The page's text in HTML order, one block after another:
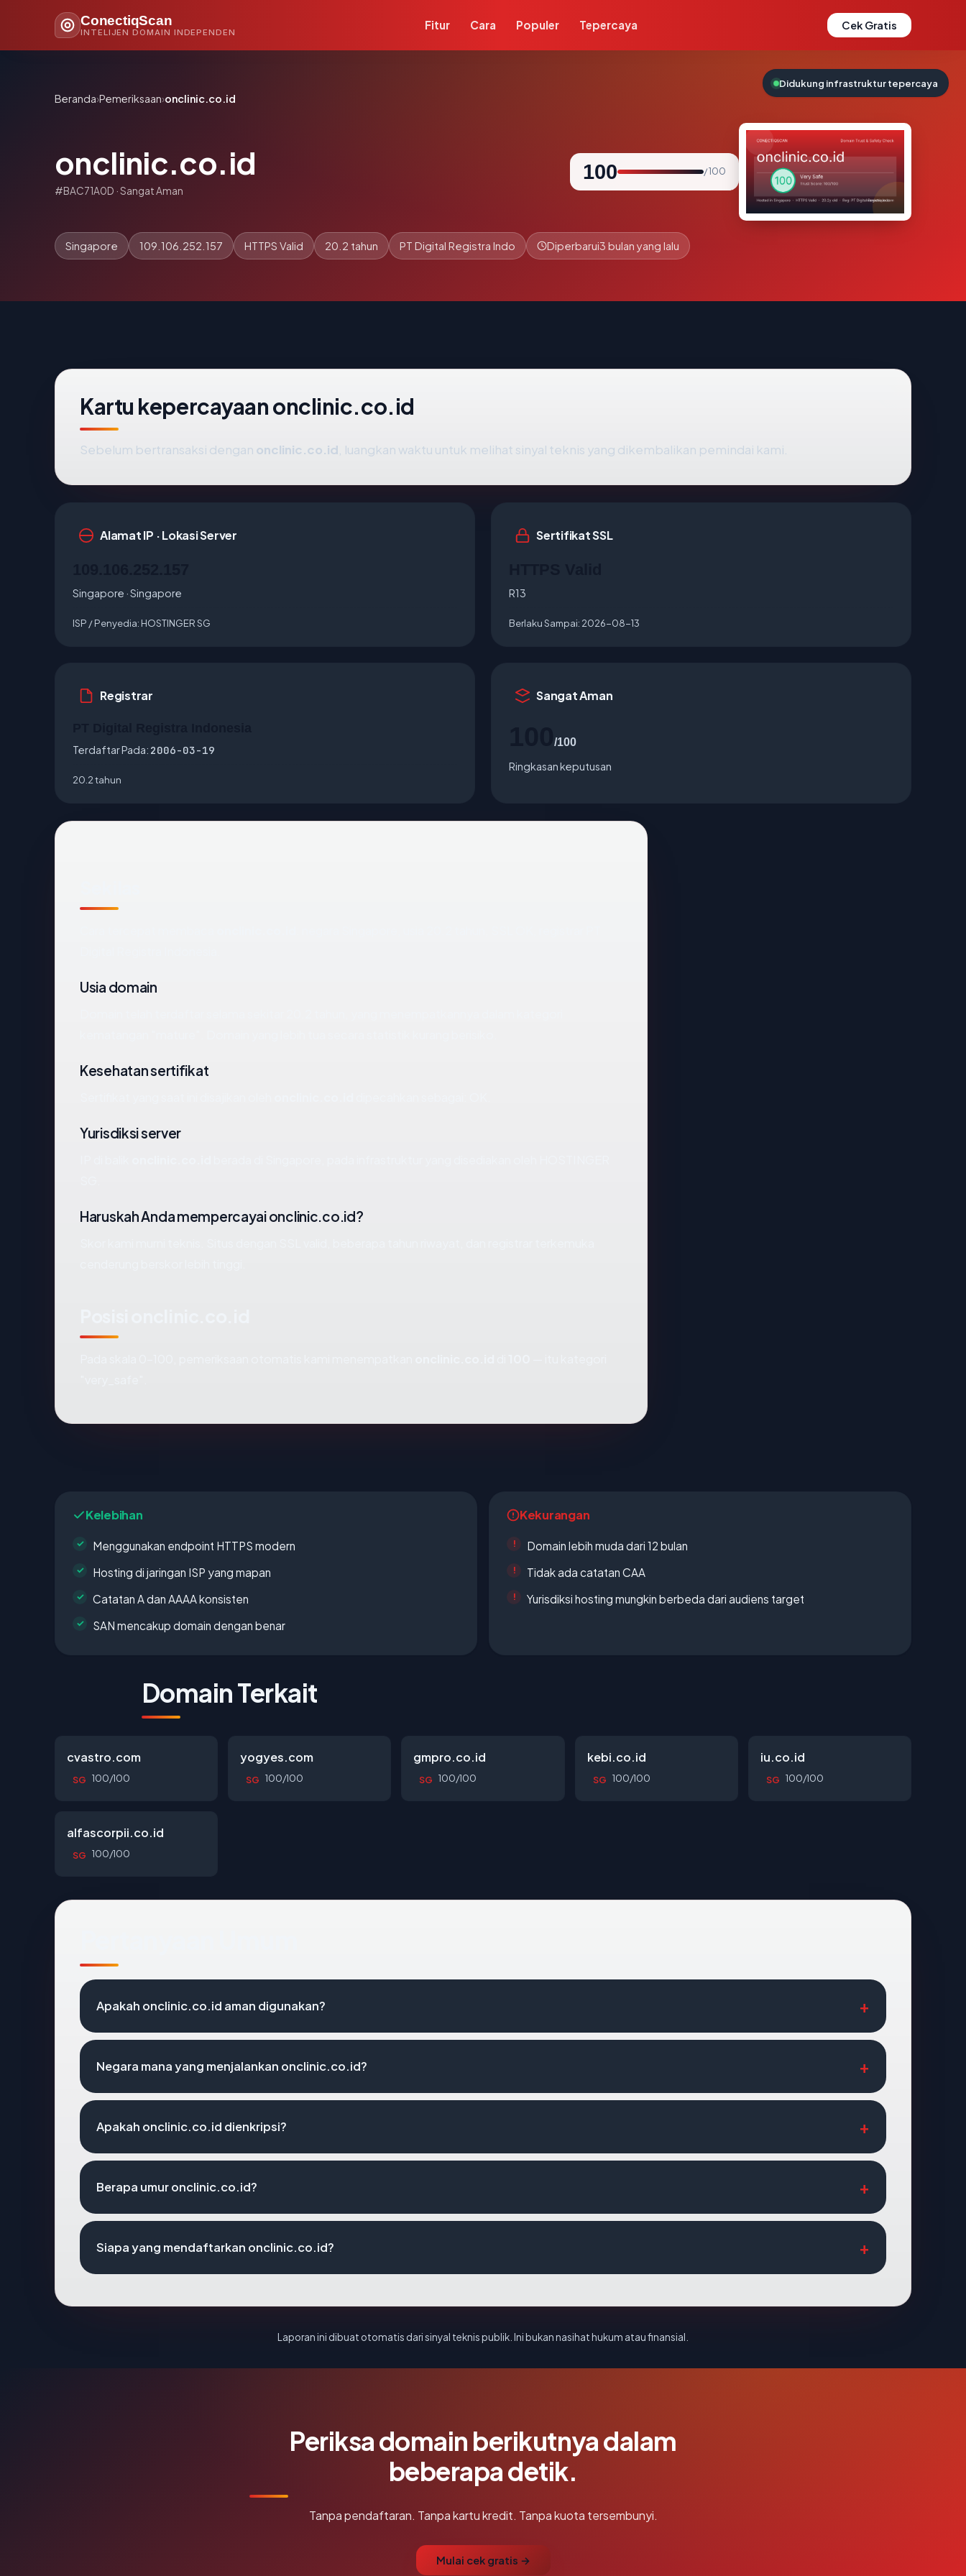
ConectiqScan
INTELIJEN DOMAIN INDEPENDEN
Fitur Cara Populer Tepercaya Cek Gratis
Beranda›Pemeriksaan›onclinic.co.id
onclinic.co.id
#BAC71A0D · Sangat Aman
100 / 100
Singapore 109.106.252.157 HTTPS Valid 20.2 tahun PT Digital Registra Indo Diperbarui3 bulan yang lalu
Kartu kepercayaan onclinic.co.id
Sebelum bertransaksi dengan onclinic.co.id , luangkan waktu untuk melihat sinyal teknis yang dikembalikan pemindai kami.
Alamat IP · Lokasi Server
Singapore · Singapore
ISP / Penyedia: HOSTINGER SG
Sertifikat SSL
R13
Berlaku Sampai: 2026-08-13
Registrar
Terdaftar Pada: 2006-03-19
20.2 tahun
Sangat Aman
/100
Ringkasan keputusan
Usia domain
Kesehatan sertifikat
Yurisdiksi server
Haruskah Anda mempercayai onclinic.co.id?
Kelebihan
Menggunakan endpoint HTTPS modern
Hosting di jaringan ISP yang mapan
Catatan A dan AAAA konsisten
SAN mencakup domain dengan benar
Kekurangan
Domain lebih muda dari 12 bulan
Tidak ada catatan CAA
Yurisdiksi hosting mungkin berbeda dari audiens target
Domain Terkait
cvastro.com
SG 100/100
yogyes.com
SG 100/100
gmpro.co.id
SG 100/100
kebi.co.id
SG 100/100
iu.co.id
SG 100/100
alfascorpii.co.id
SG 100/100
Apakah onclinic.co.id aman digunakan?
Negara mana yang menjalankan onclinic.co.id?
Apakah onclinic.co.id dienkripsi?
Berapa umur onclinic.co.id?
Siapa yang mendaftarkan onclinic.co.id?
Laporan ini dibuat otomatis dari sinyal teknis publik. Ini bukan nasihat hukum atau finansial.
Periksa domain berikutnya dalam
beberapa detik.
Tanpa pendaftaran. Tanpa kartu kredit. Tanpa kuota tersembunyi.
Mulai cek gratis →
Didukung infrastruktur tepercaya